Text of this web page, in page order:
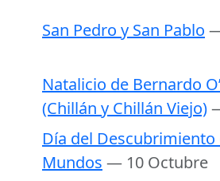
San Pedro y San Pablo
Natalicio de Bernardo
(Chillán y Chillán Viejo)
Día del Descubrimiento
Mundos — 10 Octubre